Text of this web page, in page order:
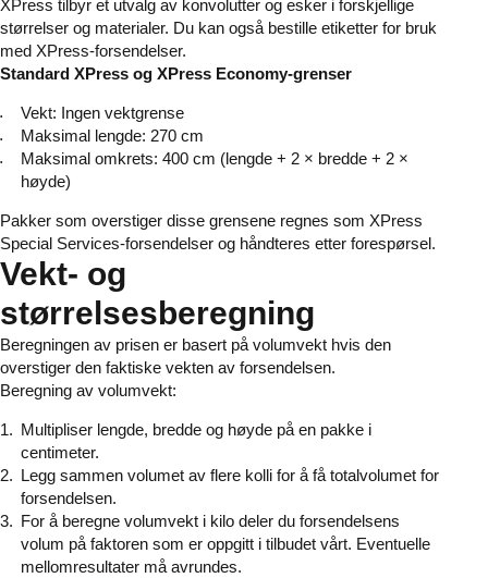
XPress tilbyr et utvalg av konvolutter og esker i forskjellige
størrelser og materialer. Du kan også bestille etiketter for bruk
med XPress-forsendelser.
Standard XPress og XPress Economy-grenser
Vekt: Ingen vektgrense
Maksimal lengde: 270 cm
Maksimal omkrets: 400 cm (lengde + 2 × bredde + 2 ×
høyde)
Pakker som overstiger disse grensene regnes som XPress
Special Services-forsendelser og håndteres etter forespørsel.
Vekt- og
størrelsesberegning
Beregningen av prisen er basert på volumvekt hvis den
overstiger den faktiske vekten av forsendelsen.
Beregning av volumvekt:
Multipliser lengde, bredde og høyde på en pakke i
centimeter.
Legg sammen volumet av flere kolli for å få totalvolumet for
forsendelsen.
For å beregne volumvekt i kilo deler du forsendelsens
volum på faktoren som er oppgitt i tilbudet vårt. Eventuelle
mellomresultater må avrundes.